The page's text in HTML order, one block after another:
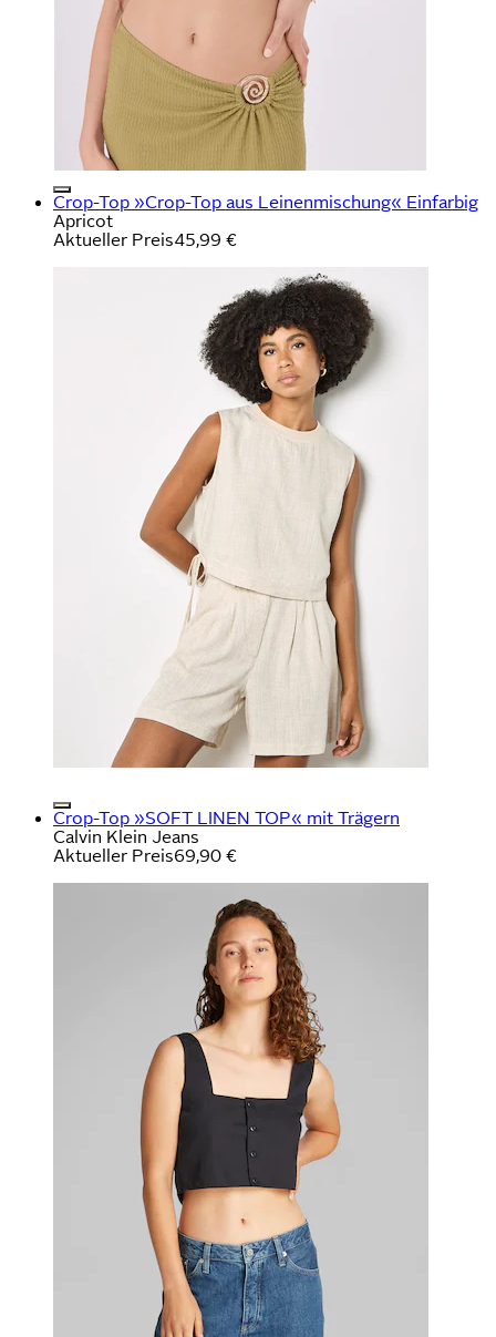
Crop-Top »Crop-Top aus Leinenmischung« Einfarbig
Apricot
Aktueller Preis45,99 €
Crop-Top »SOFT LINEN TOP« mit Trägern
Calvin Klein Jeans
Aktueller Preis69,90 €